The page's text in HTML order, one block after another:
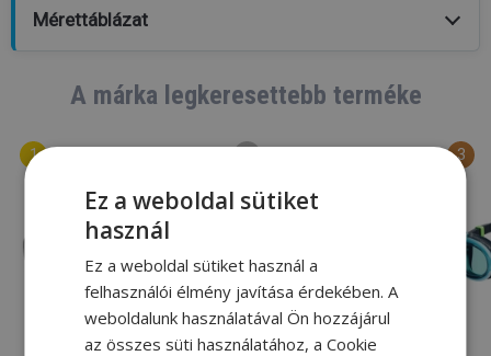
Mérettáblázat
A márka legkeresettebb terméke
Ez a weboldal sütiket
használ
Ez a weboldal sütiket használ a
felhasználói élmény javítása érdekében. A
weboldalunk használatával Ön hozzájárul
az összes süti használatához, a Cookie